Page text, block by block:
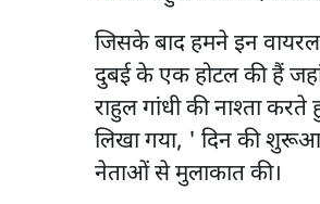
जिसके बाद हमने इन
दुबई के एक होटल की हैं जहां
राहुल गांधी की नाश्ता
लिखा गया, ' दिन की
नेताओं से मुलाकात की।